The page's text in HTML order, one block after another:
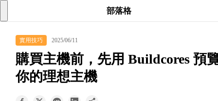
所有商品
keyboard_arrow_down
部落格
實用技巧 2025/06/11
購買主機前，先用 Buildcores 預
你的理想主機